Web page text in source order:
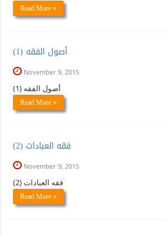
Read More »
(أصول الفقه (1
November 9, 2015
(أصول الفقه (1
Read More »
(فقه العبادات (2
November 9, 2015
(فقه العبادات (2
Read More »